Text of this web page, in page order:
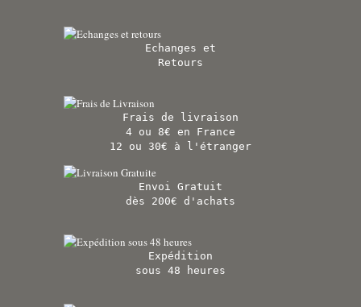
Echanges et
Retours
Frais de livraison
4 ou 8€ en France
12 ou 30€ à l'étranger
Envoi Gratuit
dès 200€ d'achats
Expédition
sous 48 heures